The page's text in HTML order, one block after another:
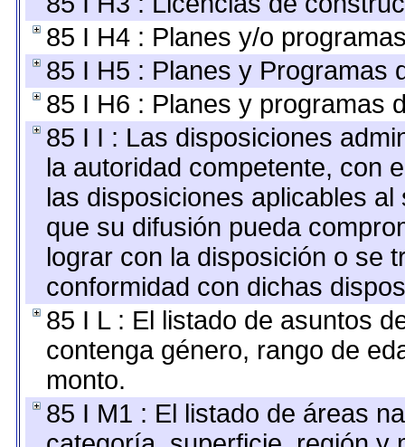
85 I H4 : Planes y/o
85 I H5 : Planes y Programas
85 I H6 : Planes y programas
85 I I : Las disposiciones
la autoridad competente, con
las disposiciones aplicables
que su difusión pueda
lograr con la disposición o se
conformidad con dichas
85 I L : El listado de asuntos
contenga género, rango de
monto.
85 I M1 : El listado de áreas